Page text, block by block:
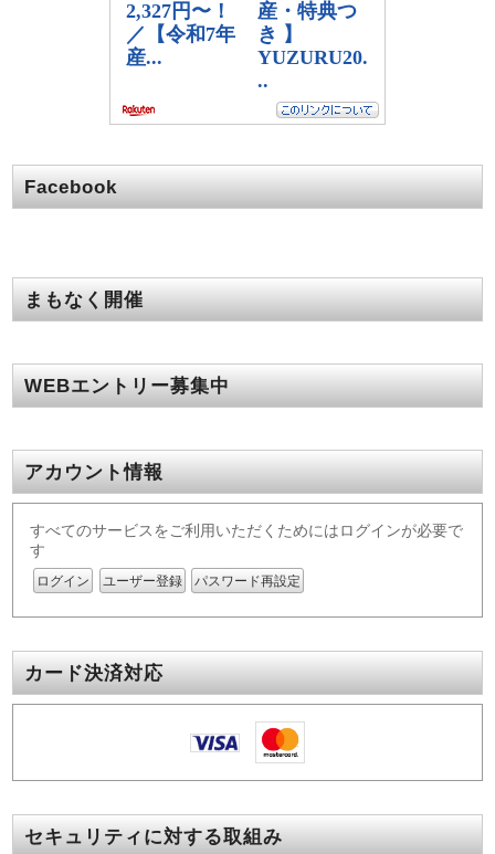
Facebook
まもなく開催
WEBエントリー募集中
アカウント情報
すべてのサービスをご利用いただくためにはログインが必要で
す
ログイン ユーザー登録 パスワード再設定
カード決済対応
セキュリティに対する取組み